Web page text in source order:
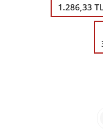
1.286,33